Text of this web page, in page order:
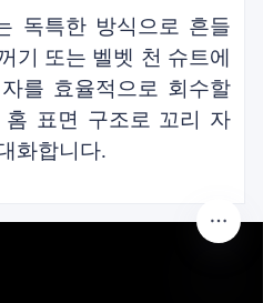
독특한 방식으로 흔들
기 또는 벨벳 천 슈트에
를 효율적으로 회수할
홈 표면 구조로 꼬리 자
화합니다.